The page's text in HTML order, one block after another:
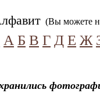
(Вы можете
А Б В Г Д Е Ж